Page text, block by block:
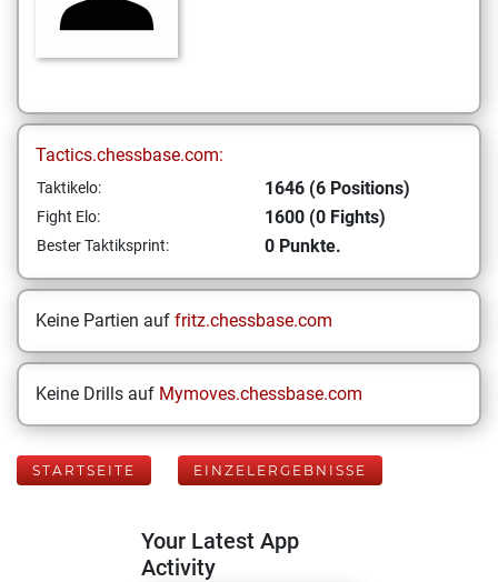
Tactics.chessbase.com:
Taktikelo: 1646 (6 Positions)
Fight Elo: 1600 (0 Fights)
Bester Taktiksprint: 0 Punkte.
Keine Partien auf fritz.chessbase.com
Keine Drills auf Mymoves.chessbase.com
STARTSEITE EINZELERGEBNISSE
Your Latest App
Activity